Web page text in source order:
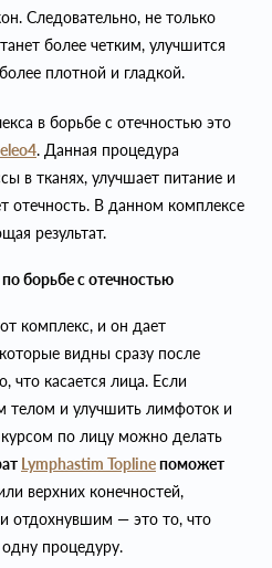
Следовательно, не только
более четким, улучшится
плотной и гладкой.
в борьбе с отечностью это
. Данная процедура
в тканях, улучшает питание и
отечность. В данном комплексе
результат.
борьбе с отечностью
комплекс, и он дает
видны сразу после
что касается лица. Если
телом и улучшить лимфоток и
по лицу можно делать
Lymphastim Toplineпоможет
верхних конечностей,
отдохнувшим — это то, что
процедуру.